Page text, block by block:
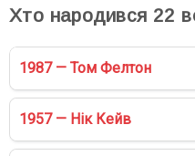
Хто народився 22
1987 — Том Фелтон
1957 — Нік Кейв